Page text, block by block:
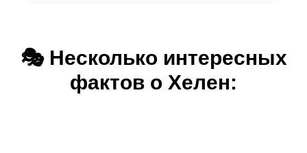
🎭 Несколько интересных
фактов о Хелен: